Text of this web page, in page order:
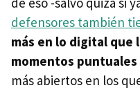
defensores también
más en lo digital que
momentos puntuales
más abiertos en los